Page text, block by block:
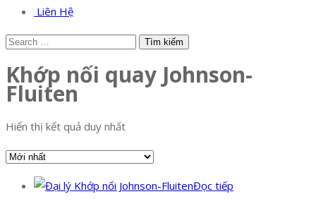
Liên Hệ
Khớp nối quay Johnson-
Fluiten
Hiển thị kết quả duy nhất
Đọc tiếp